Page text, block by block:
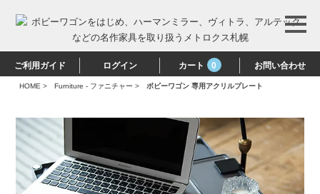
ご利用ガイド ログイン カート 0 お問い合わせ
HOME > Furniture - ファニチャー > ボビーワゴン 専用アクリルプレート